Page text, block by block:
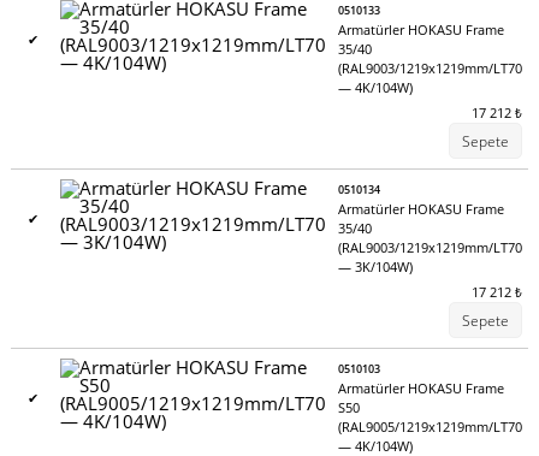
✔
0510133
Armatürler HOKASU Frame
35/40
(RAL9003/1219x1219mm/LT70
— 4K/104W)
17 212₺
Sepete
✔
0510134
Armatürler HOKASU Frame
35/40
(RAL9003/1219x1219mm/LT70
— 3K/104W)
17 212₺
Sepete
✔
0510103
Armatürler HOKASU Frame
S50
(RAL9005/1219x1219mm/LT70
— 4K/104W)